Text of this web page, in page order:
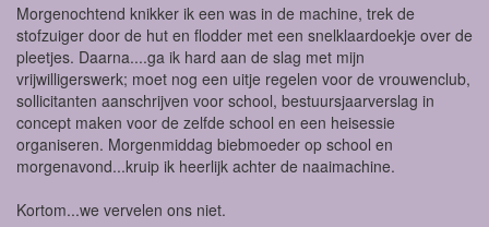
Morgenochtend knikker ik een was in de machine, trek de
stofzuiger door de hut en flodder met een snelklaardoekje over de
pleetjes. Daarna....ga ik hard aan de slag met mijn
vrijwilligerswerk; moet nog een uitje regelen voor de vrouwenclub,
sollicitanten aanschrijven voor school, bestuursjaarverslag in
concept maken voor de zelfde school en een heisessie
organiseren. Morgenmiddag biebmoeder op school en
morgenavond...kruip ik heerlijk achter de naaimachine.
Kortom...we vervelen ons niet.